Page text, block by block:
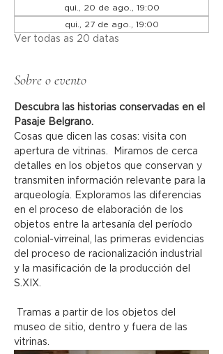
qui., 20 de ago., 19:00
qui., 27 de ago., 19:00
Ver todas as 20 datas
Sobre o evento
Descubra las historias conservadas en el
Pasaje Belgrano.
Cosas que dicen las cosas: visita con
apertura de vitrinas.  Miramos de cerca
detalles en los objetos que conservan y
transmiten información relevante para la
arqueología. Exploramos las diferencias
en el proceso de elaboración de los
objetos entre la artesanía del período
colonial-virreinal, las primeras evidencias
del proceso de racionalización industrial
y la masificación de la producción del
S.XIX.
museo de sitio, dentro y fuera de las
vitrinas.